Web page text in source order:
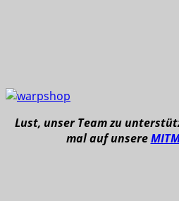
Lust, unser Team zu
mal auf unsere